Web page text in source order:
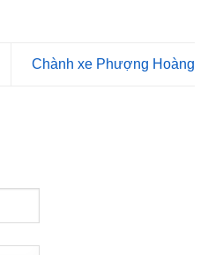
Chành xe Phượng Hoàng